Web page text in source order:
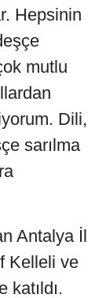
Hepsinin
mutlu
Dili,
sarılma
Antalya İl
Kelleli ve
katıldı.